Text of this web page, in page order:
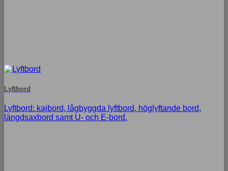
Lyftbord
Lyftbord: kajbord, lågbyggda lyftbord, höglyftande bord,
längdsaxbord samt U- och E-bord.